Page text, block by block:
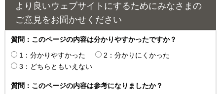
より良いウェブサイトにするためにみなさまの
ご意見をお聞かせください
質問：このページの内容は分かりやすかったですか？
1：分かりやすかった
2：分かりにくかった
3：どちらともいえない
質問：このページの内容は参考になりましたか？